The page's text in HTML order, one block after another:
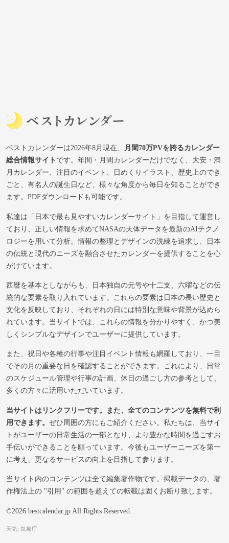
ベストカレンダーは2026年8月現在、
月間70万PVを誇るカレンダー
総合情報サイトです。年間・月間カレンダーだけでなく、大安・満
月カレンダー、注目のイベント、日めくりイラスト、歴史上のでき
ごと、有名人の誕生日など、様々な角度から毎日を知ることができ
ます。PDFダウンロードも可能です。
私達は「日本で最も見やすいカレンダーサイト」を目指して運営し
ており、正しい情報を求めてNASAの天体データを最新のAIテクノ
ロジーを用いて分析。情報の整理とデザインの洗練を追求し、日本
の伝統と現代のニーズを融合させたカレンダーを提供することを心
がけています。
西暦を基本としながらも、日本独自の元号や十二支、六曜などの伝
統的な要素を取り入れています。これらの要素は日本の長い歴史と
文化を反映しており、それぞれの日には特別な意味や背景が込めら
れています。当サイトでは、これらの情報を分かりやすく、かつ美
しくシンプルなデザインでユーザーに提供しています。
また、祝日や各種の行事や注目イベント情報も網羅しており、一目
でその月の重要な日を確認することができます。これにより、日常
のスケジュール管理や行事の計画、休日の過ごし方の参考として、
多くの方々に活用いただいています。
当サイトはリンクフリーです。また、全てのコンテンツを無料で利
用できます。 ぜひ周囲の方にもご紹介ください。私たちは、当サイ
トがユーザーの日常生活の一部となり、より豊かな時間を過ごすお
手伝いができることを願っています。今後もユーザーニーズを第一
に考え、更なるサービスの向上を目指して参ります。
当サイト内のコンテンツは全て編集著作物です。掲載データの、著
作権法上の "引用" の範囲を超えての転載は固くお断り致します。
©2026 bestcalendar.jp All Rights Reserved.
天気: 気象庁